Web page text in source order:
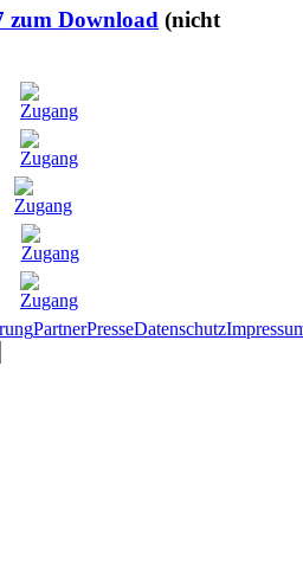
zum Download (nicht
PartnerPresseDatenschutz